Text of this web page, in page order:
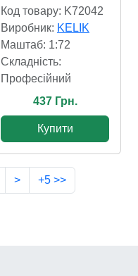
Код товару: K72042
Виробник: KELIK
Маштаб: 1:72
Складність:
Професійний
437 Грн.
Купити
> +5 >>